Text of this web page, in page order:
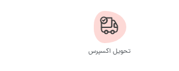
تحویل اکسپرس